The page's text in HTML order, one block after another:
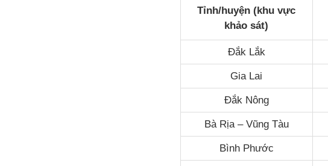
Tỉnh/huyện (khu vực
khảo sát)
Đắk Lắk
Gia Lai
Đắk Nông
Bà Rịa – Vũng Tàu
Bình Phước